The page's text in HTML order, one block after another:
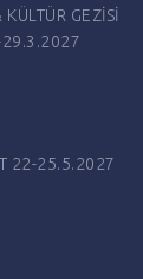
GEZİSİ
29.3.2027
22-25.5.2027